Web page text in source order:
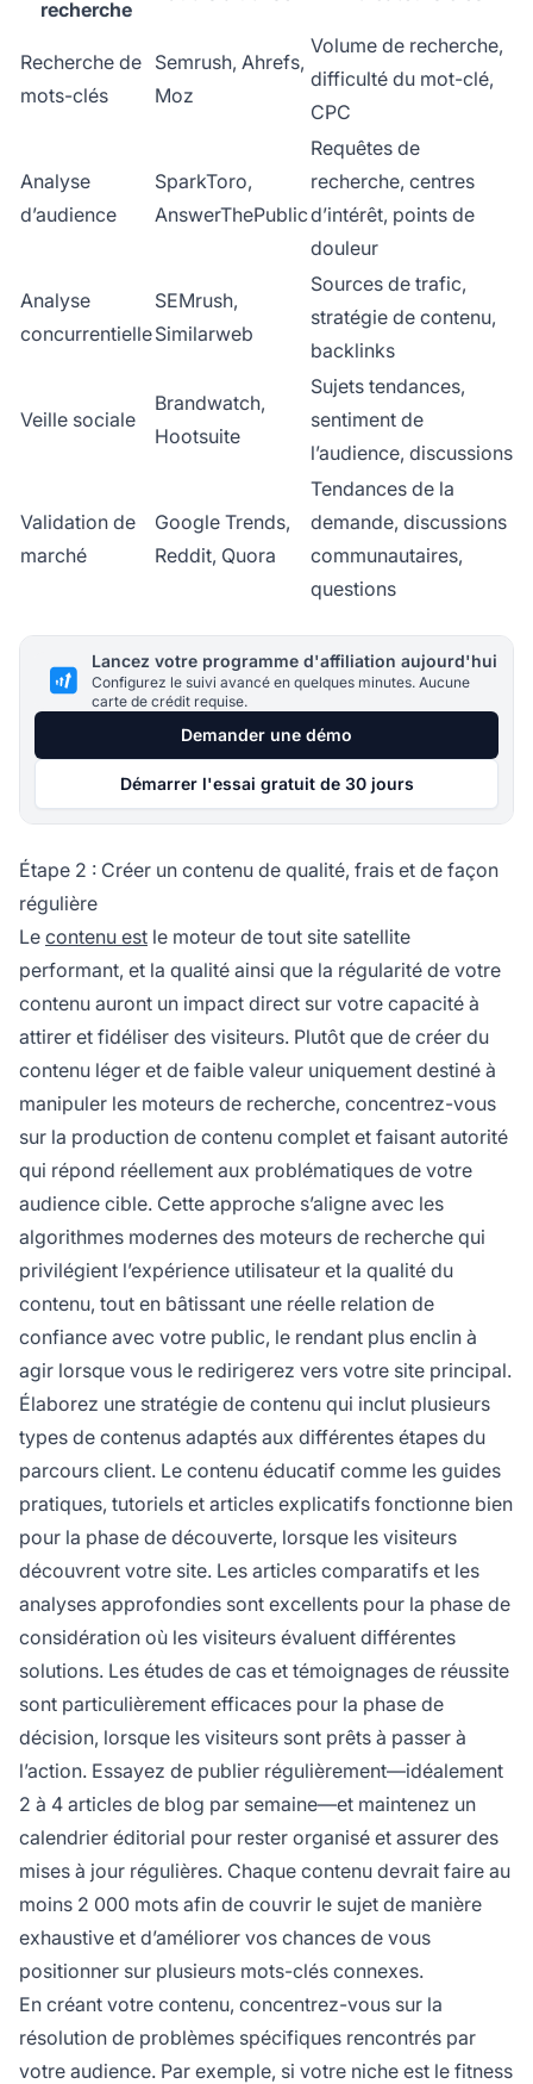
recherche
Recherche de
mots-clés
Semrush, Ahrefs,
Moz
Volume de recherche,
difficulté du mot-clé,
CPC
Analyse
d’audience
SparkToro,
AnswerThePublic
Requêtes de
recherche, centres
d’intérêt, points de
douleur
Analyse
concurrentielle
SEMrush,
Similarweb
Sources de trafic,
stratégie de contenu,
backlinks
Veille sociale
Brandwatch,
Hootsuite
Sujets tendances,
sentiment de
l’audience, discussions
Validation de
marché
Google Trends,
Reddit, Quora
Tendances de la
demande, discussions
communautaires,
questions
Lancez votre programme d'affiliation aujourd'hui
Configurez le suivi avancé en quelques minutes. Aucune
carte de crédit requise.
Demander une démo
Démarrer l'essai gratuit de 30 jours
Étape 2 : Créer un contenu de qualité, frais et de façon
régulière
Le contenu est le moteur de tout site satellite
performant, et la qualité ainsi que la régularité de votre
contenu auront un impact direct sur votre capacité à
attirer et fidéliser des visiteurs. Plutôt que de créer du
contenu léger et de faible valeur uniquement destiné à
manipuler les moteurs de recherche, concentrez-vous
sur la production de contenu complet et faisant autorité
qui répond réellement aux problématiques de votre
audience cible. Cette approche s’aligne avec les
algorithmes modernes des moteurs de recherche qui
privilégient l’expérience utilisateur et la qualité du
contenu, tout en bâtissant une réelle relation de
confiance avec votre public, le rendant plus enclin à
agir lorsque vous le redirigerez vers votre site principal.
Élaborez une stratégie de contenu qui inclut plusieurs
types de contenus adaptés aux différentes étapes du
parcours client. Le contenu éducatif comme les guides
pratiques, tutoriels et articles explicatifs fonctionne bien
pour la phase de découverte, lorsque les visiteurs
découvrent votre site. Les articles comparatifs et les
analyses approfondies sont excellents pour la phase de
considération où les visiteurs évaluent différentes
solutions. Les études de cas et témoignages de réussite
sont particulièrement efficaces pour la phase de
décision, lorsque les visiteurs sont prêts à passer à
l’action. Essayez de publier régulièrement—idéalement
2 à 4 articles de blog par semaine—et maintenez un
calendrier éditorial pour rester organisé et assurer des
mises à jour régulières. Chaque contenu devrait faire au
moins 2 000 mots afin de couvrir le sujet de manière
exhaustive et d’améliorer vos chances de vous
positionner sur plusieurs mots-clés connexes.
En créant votre contenu, concentrez-vous sur la
résolution de problèmes spécifiques rencontrés par
votre audience. Par exemple, si votre niche est le fitness